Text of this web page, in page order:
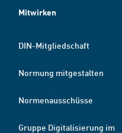
Mitwirken
DIN-Mitgliedschaft
Normung mitgestalten
Normenausschüsse
Gruppe Digitalisierung im